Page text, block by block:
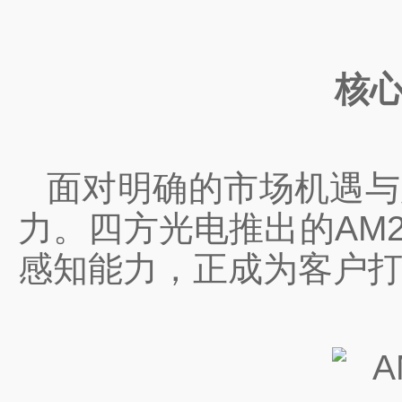
核
面对明确的市场机遇
力。四方光电推出的
感知能力，正成为客户